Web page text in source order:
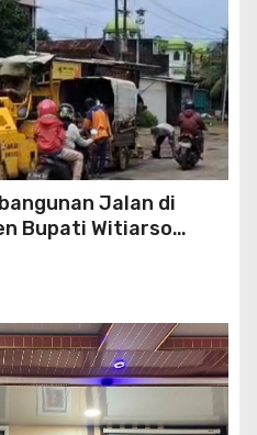
Jalan di
Bupati Witiarso
dan Perekonomian